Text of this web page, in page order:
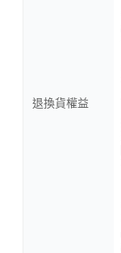
退換貨權益